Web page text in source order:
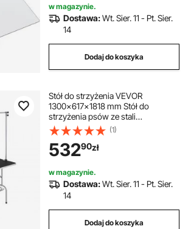
wykładzina pod biurko do biura
domowego (prostokątna)
w magazynie.
Dostawa:Wt. Sier. 11 - Pt. Sier.
14
Dodaj do koszyka
Stół do strzyżenia VEVOR
1300x617x1818 mm Stół do
strzyżenia psów ze stali
nierdzewnej Stół do strzyżenia
psów o udźwigu 150 kg Stół
fryzjerski Stół do strzyżenia psów
Składany stół do strzyżenia
zwierząt domowych 1137,9x609,6
mm Idealny do kąpieli, przycinania,
suszenia, szczotkowania
(1)
53290zł
w magazynie.
Dostawa:Wt. Sier. 11 - Pt. Sier.
14
Dodaj do koszyka